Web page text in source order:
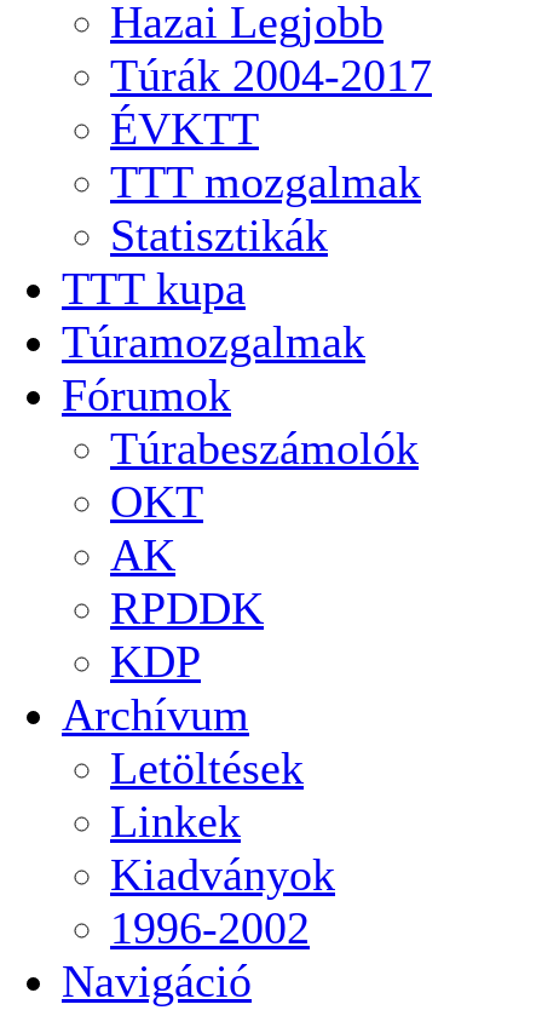
Hazai Legjobb
Túrák 2004-2017
ÉVKTT
TTT mozgalmak
Statisztikák
TTT kupa
Túramozgalmak
Fórumok
Túrabeszámolók
OKT
AK
RPDDK
KDP
Archívum
Letöltések
Linkek
Kiadványok
1996-2002
Navigáció